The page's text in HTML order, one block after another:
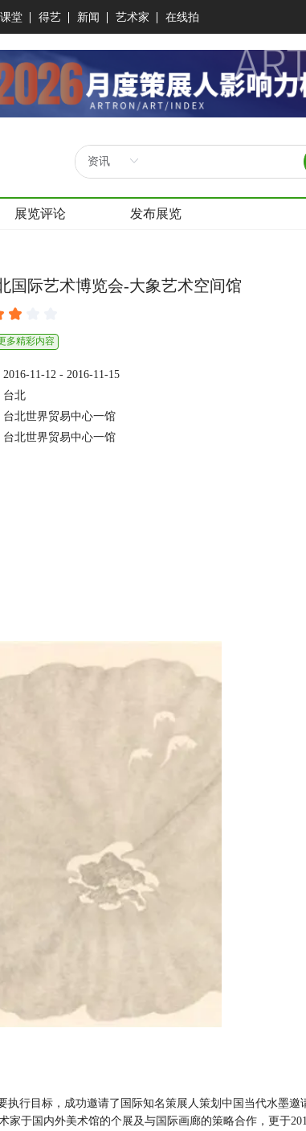
堂 得艺 新闻 艺术家 在线拍
展览评论 发布展览
国际艺术博览会-大象艺术空间馆
多精彩内容
2016-11-12 - 2016-11-15
台北
台北世界贸易中心一馆
台北世界贸易中心一馆
执行目标，成功邀请了国际知名策展人策划中国当代水墨邀
于国内外美术馆的个展及与国际画廊的策略合作，更于